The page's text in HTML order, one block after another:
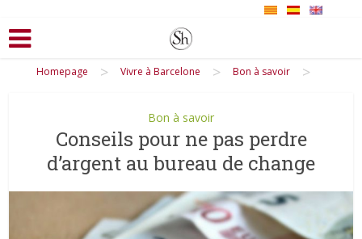
Homepage > Vivre à Barcelone > Bon à savoir >
Bon à savoir
Conseils pour ne pas perdre
d’argent au bureau de change